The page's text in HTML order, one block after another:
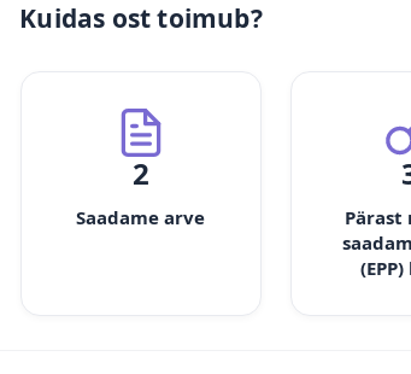
Kuidas ost toimub?
2
Saadame arve
Pärast